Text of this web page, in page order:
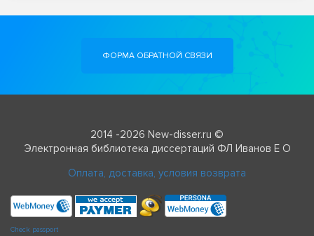
ФОРМА ОБРАТНОЙ СВЯЗИ
2014 -2026 New-disser.ru ©
Электронная библиотека диссертаций ФЛ Иванов Е О
Оплата, доставка, условия возврата
Check passport